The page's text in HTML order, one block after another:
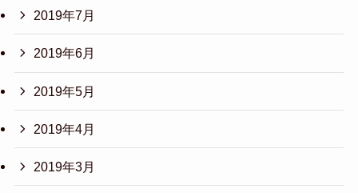
2019年7月
2019年6月
2019年5月
2019年4月
2019年3月